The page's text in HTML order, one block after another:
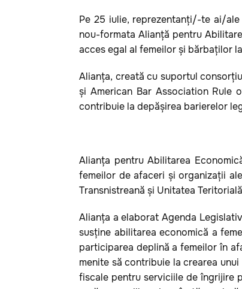
Pe 25 iulie, reprezentanți/-te ai/
nou-formata Alianță pentru
acces egal al femeilor și bărbaților
Alianța, creată cu suportul
și American Bar Association Rule
contribuie la depășirea barierelor
Alianța pentru Abilitarea
femeilor de afaceri și organizații
Transnistreană și Unitatea
Alianța a elaborat Agenda
susține abilitarea economică a
participarea deplină a femeilor în
menite să contribuie la crearea
fiscale pentru serviciile de îngrijire